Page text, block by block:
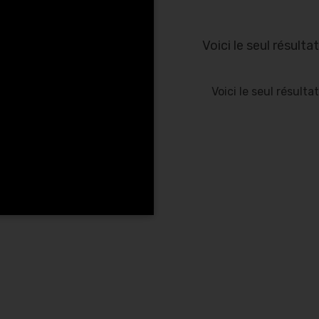
Voici le seul résultat
Voici le seul résultat